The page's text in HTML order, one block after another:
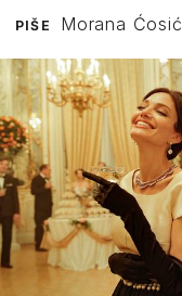
PIŠE Morana Ćosić